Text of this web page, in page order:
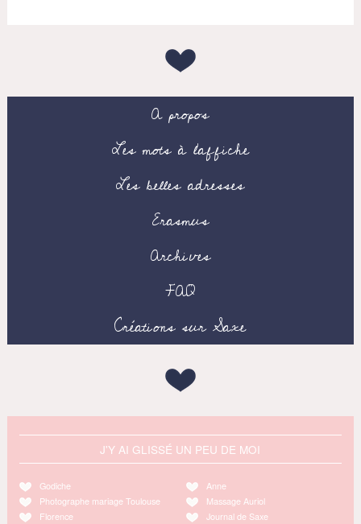
A propos
Les mots à l’affiche
Les belles adresses
Erasmus
Archives
FAQ
Créations sur Saxe
J'Y AI GLISSÉ UN PEU DE MOI
Godiche
Photographe mariage Toulouse
Florence
Anne
Massage Auriol
Journal de Saxe